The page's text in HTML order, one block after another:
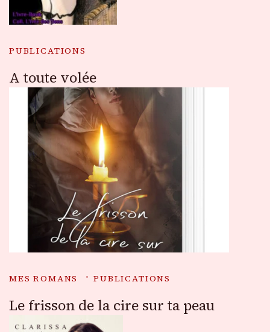
PUBLICATIONS
A toute volée
MES ROMANS PUBLICATIONS
Le frisson de la cire sur ta peau